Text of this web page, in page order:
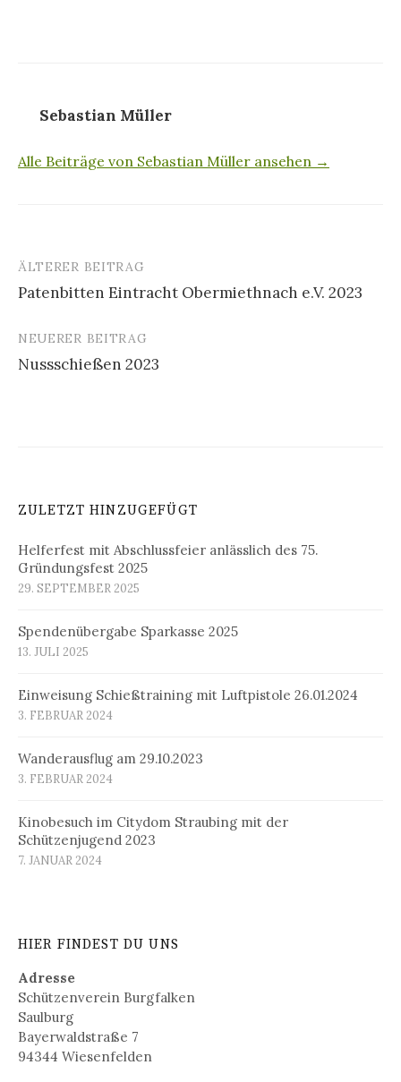
Sebastian Müller
Alle Beiträge von Sebastian Müller ansehen →
Beitrags-
Navigation
ÄLTERER BEITRAG
Patenbitten Eintracht Obermiethnach e.V. 2023
NEUERER BEITRAG
Nussschießen 2023
ZULETZT HINZUGEFÜGT
Helferfest mit Abschlussfeier anlässlich des 75.
Gründungsfest 2025
29. SEPTEMBER 2025
Spendenübergabe Sparkasse 2025
13. JULI 2025
Einweisung Schießtraining mit Luftpistole 26.01.2024
3. FEBRUAR 2024
Wanderausflug am 29.10.2023
3. FEBRUAR 2024
Kinobesuch im Citydom Straubing mit der
Schützenjugend 2023
7. JANUAR 2024
HIER FINDEST DU UNS
Adresse
Schützenverein Burgfalken
Saulburg
Bayerwaldstraße 7
94344 Wiesenfelden